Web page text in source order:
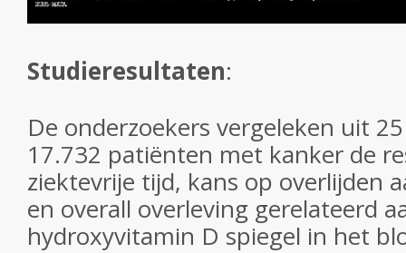
Studieresultaten:
De onderzoekers vergeleken uit
17.732 patiënten met kanker de
ziektevrije tijd, kans op overlijden
en overall overleving gerelateerd
hydroxyvitamin D spiegel in het